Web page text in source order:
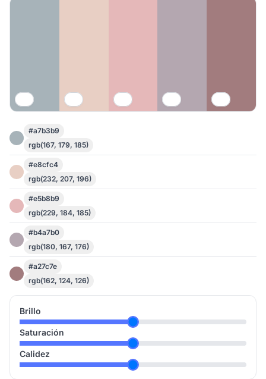
#a7b3b9
rgb(167, 179, 185)
#e8cfc4
rgb(232, 207, 196)
#e5b8b9
rgb(229, 184, 185)
#b4a7b0
rgb(180, 167, 176)
#a27c7e
rgb(162, 124, 126)
Brillo
Saturación
Calidez